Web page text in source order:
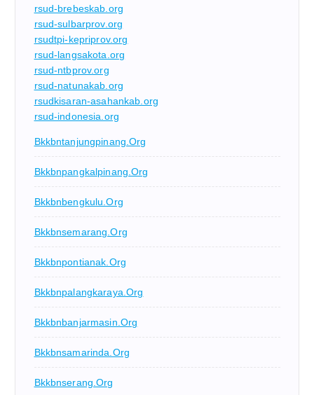
rsud-brebeskab.org
rsud-sulbarprov.org
rsudtpi-kepriprov.org
rsud-langsakota.org
rsud-ntbprov.org
rsud-natunakab.org
rsudkisaran-asahankab.org
rsud-indonesia.org
Bkkbntanjungpinang.org
Bkkbnpangkalpinang.org
Bkkbnbengkulu.org
Bkkbnsemarang.org
Bkkbnpontianak.org
Bkkbnpalangkaraya.org
Bkkbnbanjarmasin.org
Bkkbnsamarinda.org
Bkkbnserang.org